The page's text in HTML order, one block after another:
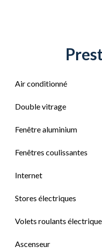
Air conditionné
Double vitrage
Fenêtre aluminium
Fenêtres coulissantes
Internet
Stores électriques
Volets roulants
Ascenseur